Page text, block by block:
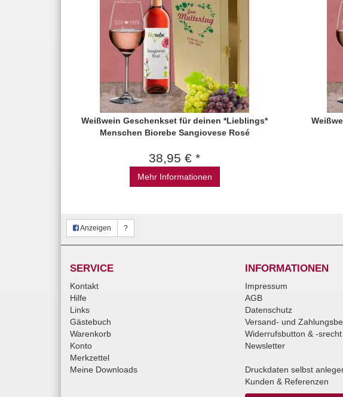
Weißwein Geschenkset für deinen *Lieblings*
Menschen Biorebe Sangiovese Rosé
38,95 € *
Mehr Informationen
Anzeigen ?
SERVICE
Kontakt
Hilfe
Links
Gästebuch
Warenkorb
Konto
Merkzettel
Meine Downloads
INFORMATIONEN
Impressum
AGB
Datenschutz
Versand- und
Widerrufsbutton & -srecht
Newsletter
Druckdaten selbst
Kunden & Referenzen